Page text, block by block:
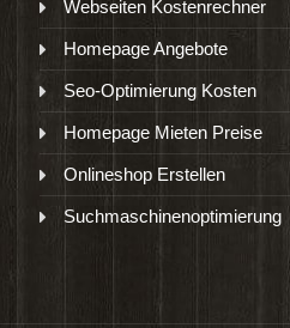
Webseiten Kostenrechner
Homepage Angebote
Seo-Optimierung Kosten
Homepage Mieten Preise
Onlineshop Erstellen
Suchmaschinenoptimierung